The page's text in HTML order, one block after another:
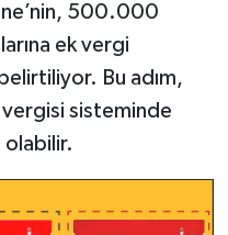
500.000
ek vergi
Bu adım,
sisteminde
olabilir.